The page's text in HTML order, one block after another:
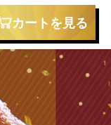
カートを見る